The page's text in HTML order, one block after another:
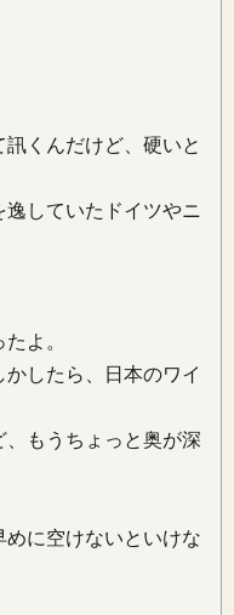
くんだけど、硬いと
していたドイツやニ
よ。
したら、日本のワイ
もうちょっと奥が深
に空けないといけな